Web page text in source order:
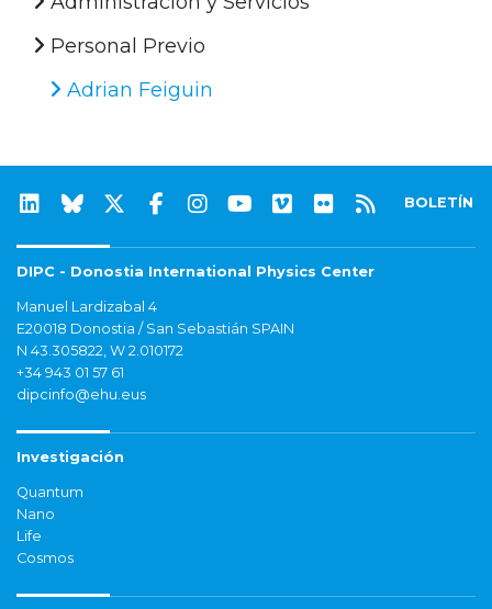
Personal Previo
Adrian Feiguin
BOLETÍN
DIPC - Donostia International Physics Center
Manuel Lardizabal 4
E20018 Donostia / San Sebastián SPAIN
N 43.305822, W 2.010172
+34 943 01 57 61
dipcinfo@ehu.eus
Investigación
Quantum
Nano
Life
Cosmos